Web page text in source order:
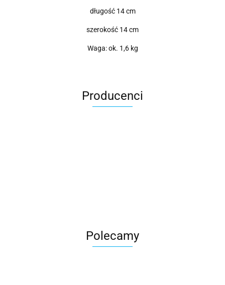
długość 14 cm
szerokość 14 cm
Waga: ok. 1,6 kg
Producenci
Polecamy